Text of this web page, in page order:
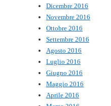
Dicembre 2016
Novembre 2016
Ottobre 2016
Settembre 2016
Agosto 2016
Luglio 2016
Giugno 2016
Maggio 2016
Aprile 2016